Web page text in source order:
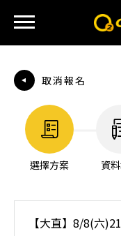
取消報名
選擇方案 資
【大直】8/8(六